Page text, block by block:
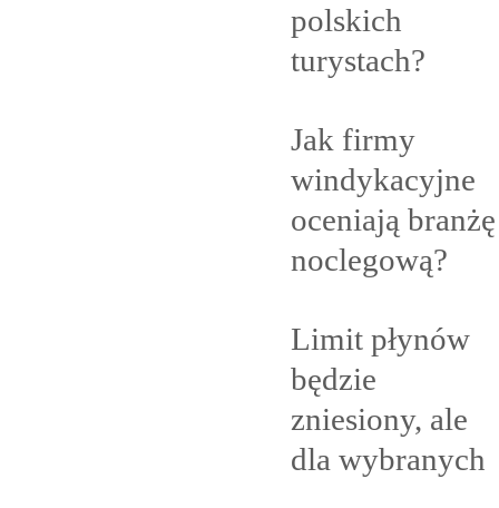
polskich
turystach?
Jak firmy
windykacyjne
oceniają branżę
noclegową?
Limit płynów
będzie
zniesiony, ale
dla wybranych